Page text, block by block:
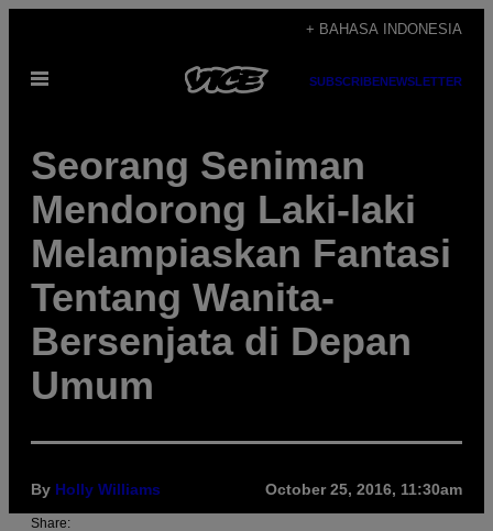
content
+ BAHASA INDONESIA
Open
SUBSCRIBENEWSLETTER
Seorang Seniman
Mendorong Laki-laki
Melampiaskan Fantasi
Tentang Wanita-
Bersenjata di Depan
Umum
By Holly Williams October 25, 2016, 11:30am
Share: